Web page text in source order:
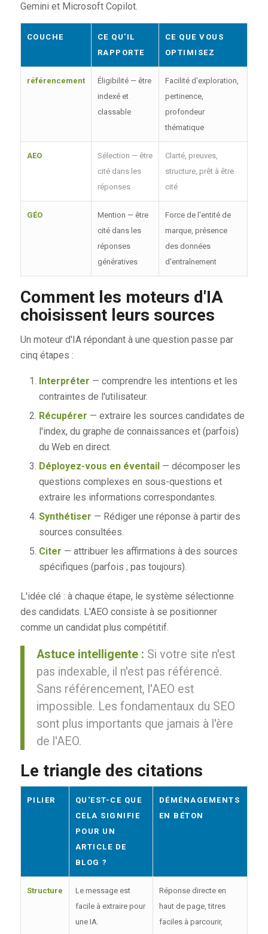
Gemini et Microsoft Copilot.
COUCHE
CE QU'IL
RAPPORTE
CE QUE VOUS
OPTIMISEZ
référencement
Éligibilité — être
indexé et
classable
Facilité d'exploration,
pertinence,
profondeur
thématique
AEO
Sélection — être
cité dans les
réponses
Clarté, preuves,
structure, prêt à être
cité
GÉO
Mention — être
cité dans les
réponses
génératives
Force de l'entité de
marque, présence
des données
d'entraînement
Comment les moteurs d'IA
choisissent leurs sources
Un moteur d'IA répondant à une question passe par
cinq étapes :
Interpréter — comprendre les intentions et les
contraintes de l'utilisateur.
Récupérer — extraire les sources candidates de
l'index, du graphe de connaissances et (parfois)
du Web en direct.
Déployez-vous en éventail— décomposer les
questions complexes en sous-questions et
extraire les informations correspondantes.
Synthétiser — Rédiger une réponse à partir des
sources consultées.
Citer — attribuer les affirmations à des sources
spécifiques (parfois ; pas toujours).
L'idée clé : à chaque étape, le système sélectionne
des candidats. L'AEO consiste à se positionner
comme un candidat plus compétitif.
Astuce intelligente : Si votre site n'est
pas indexable, il n'est pas référencé.
Sans référencement, l'AEO est
impossible. Les fondamentaux du SEO
sont plus importants que jamais à l'ère
de l'AEO.
Le triangle des citations
PILIER
QU'EST-CE QUE
CELA SIGNIFIE
POUR UN
ARTICLE DE
BLOG ?
DÉMÉNAGEMENTS
EN BÉTON
Structure
Le message est
facile à extraire pour
une IA.
Réponse directe en
haut de page, titres
faciles à parcourir,